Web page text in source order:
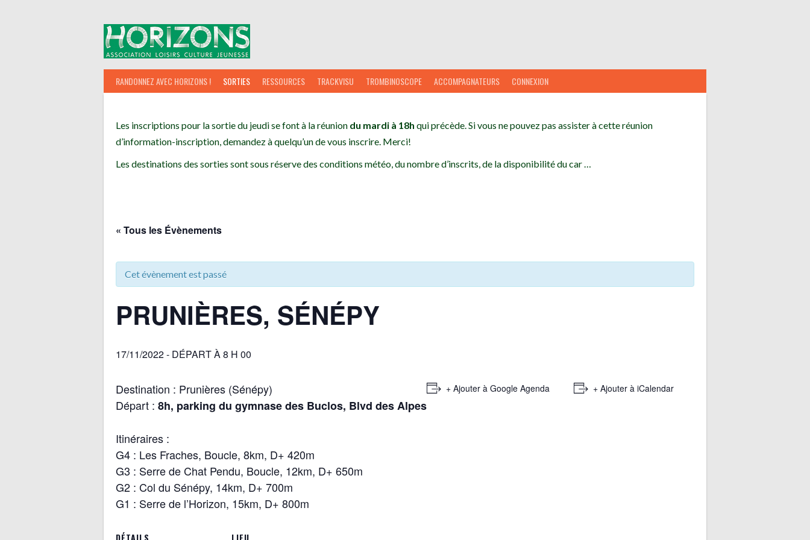
RANDONNEZ AVEC HORIZONS ! SORTIES RESSOURCES TRACKVISU TROMBINOSCOPE ACCOMPAGNATEURS CONNEXION
Les inscriptions pour la sortie du jeudi se font à la réunion du mardi à 18h qui précède. Si vous ne pouvez pas assister à cette réunion
d’information-inscription, demandez à quelqu’un de vous inscrire. Merci!
Les destinations des sorties sont sous réserve des conditions météo, du nombre d’inscrits, de la disponibilité du car …
« Tous les Évènements
Cet évènement est passé
PRUNIÈRES, SÉNÉPY
17/11/2022 - DÉPART À 8 H 00
Destination : Prunières (Sénépy)
Départ : 8h, parking du gymnase des Buclos, Blvd des Alpes
Itinéraires :
G4 : Les Fraches, Boucle, 8km, D+ 420m
G3 : Serre de Chat Pendu, Boucle, 12km, D+ 650m
G2 : Col du Sénépy, 14km, D+ 700m
G1 : Serre de l’Horizon, 15km, D+ 800m
+ Ajouter à Google Agenda + Ajouter à iCalendar
DÉTAILS LIEU